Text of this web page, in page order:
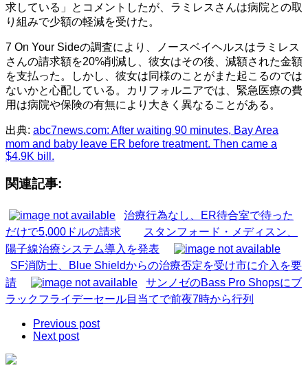
求している」とコメントしたが、ラミレスさんは病院との取
り組みで少額の軽減を受けた。
7 On Your Sideの調査により、ノースベイヘルスはラミレス
さんの請求額を20%削減し、彼女はその後、減額された金額
を支払った。しかし、彼女は同様のことがまた起こるのでは
ないかと心配している。カリフォルニアでは、緊急医療の費
用は病院や保険の有無により大きく異なることがある。
出典: abc7news.com: After waiting 90 minutes, Bay Area
mom and baby leave ER before treatment. Then came a
$4.9K bill.
関連記事:
治療行為なし、ER待合室で待った
だけで5,000ドルの請求
スタンフォード・メディスン、
陽子線治療システム導入を発表
SF消防士、Blue Shieldからの治療否定を受け市に介入を要
請
サンノゼのBass Pro Shopsにブ
ラックフライデーセール目当てで前夜7時から行列
Previous post
Next post